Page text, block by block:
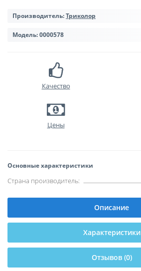
Производитель:Триколор
Модель:0000578
Качество
Цены
Основные характеристики
Страна производитель:
Описание
Характеристики
Отзывов (0)